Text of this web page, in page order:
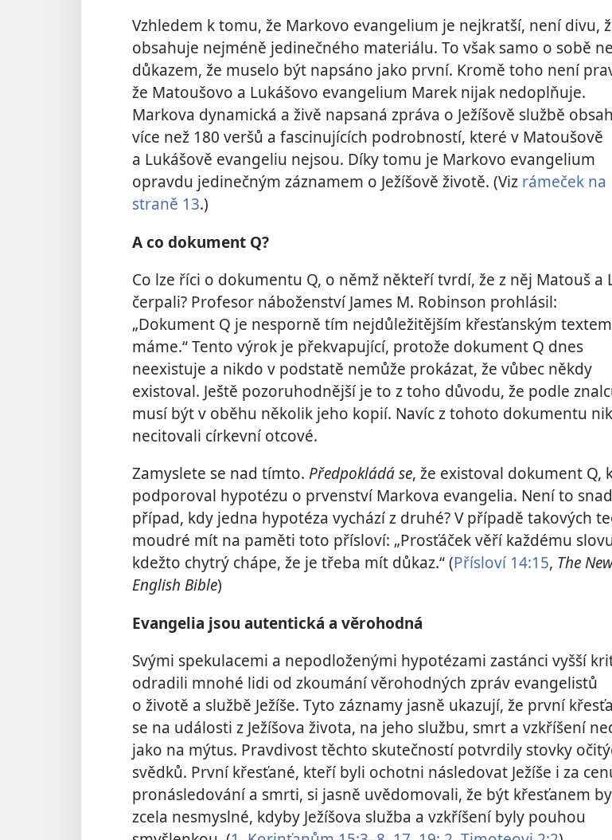
Vzhledem k tomu, že Markovo evangelium je nejkratší, není divu,
obsahuje nejméně jedinečného materiálu. To však samo o sobě
důkazem, že muselo být napsáno jako první. Kromě toho není
že Matoušovo a Lukášovo evangelium Marek nijak nedoplňuje.
Markova dynamická a živě napsaná zpráva o Ježíšově službě
více než 180 veršů a fascinujících podrobností, které v Matoušově
a Lukášově evangeliu nejsou. Díky tomu je Markovo evangelium
opravdu jedinečným záznamem o Ježíšově životě. (Viz rámeček na
straně 13.)
A co dokument Q?
Co lze říci o dokumentu Q, o němž někteří tvrdí, že z něj Matouš a
čerpali? Profesor náboženství James M. Robinson prohlásil:
„Dokument Q je nesporně tím nejdůležitějším křesťanským
máme.“ Tento výrok je překvapující, protože dokument Q dnes
neexistuje a nikdo v podstatě nemůže prokázat, že vůbec někdy
existoval. Ještě pozoruhodnější je to z toho důvodu, že podle
musí být v oběhu několik jeho kopií. Navíc z tohoto dokumentu
necitovali církevní otcové.
Zamyslete se nad tímto. Předpokládá se, že existoval dokument Q,
podporoval hypotézu o prvenství Markova evangelia. Není to snad
případ, kdy jedna hypotéza vychází z druhé? V případě takových
moudré mít na paměti toto přísloví: „Prosťáček věří každému
kdežto chytrý chápe, že je třeba mít důkaz.“ (Přísloví 14:15, The
English Bible)
Evangelia jsou autentická a věrohodná
Svými spekulacemi a nepodloženými hypotézami zastánci vyšší
odradili mnohé lidi od zkoumání věrohodných zpráv evangelistů
o životě a službě Ježíše. Tyto záznamy jasně ukazují, že první
se na události z Ježíšova života, na jeho službu, smrt a vzkříšení
jako na mýtus. Pravdivost těchto skutečností potvrdily stovky
svědků. První křesťané, kteří byli ochotni následovat Ježíše i za
pronásledování a smrti, si jasně uvědomovali, že být křesťanem
zcela nesmyslné, kdyby Ježíšova služba a vzkříšení byly pouhou